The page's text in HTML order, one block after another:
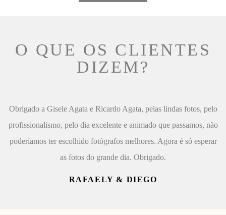
O QUE OS CLIENTES
DIZEM?
Obrigado a Gisele Agata e Ricardo Agata, pelas lindas fotos, pelo
profissionalismo, pelo dia excelente e animado que passamos, não
poderíamos ter escolhido fotógrafos melhores. Agora é só esperar
as fotos do grande dia. Obrigado.
RAFAELY & DIEGO